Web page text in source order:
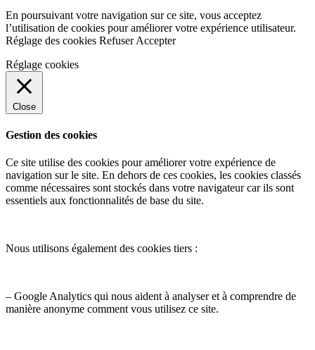
En poursuivant votre navigation sur ce site, vous acceptez
l’utilisation de cookies pour améliorer votre expérience utilisateur.
Réglage des cookies Refuser Accepter
Réglage cookies
Close
Gestion des cookies
Ce site utilise des cookies pour améliorer votre expérience de
navigation sur le site. En dehors de ces cookies, les cookies classés
comme nécessaires sont stockés dans votre navigateur car ils sont
essentiels aux fonctionnalités de base du site.
Nous utilisons également des cookies tiers :
– Google Analytics qui nous aident à analyser et à comprendre de
manière anonyme comment vous utilisez ce site.